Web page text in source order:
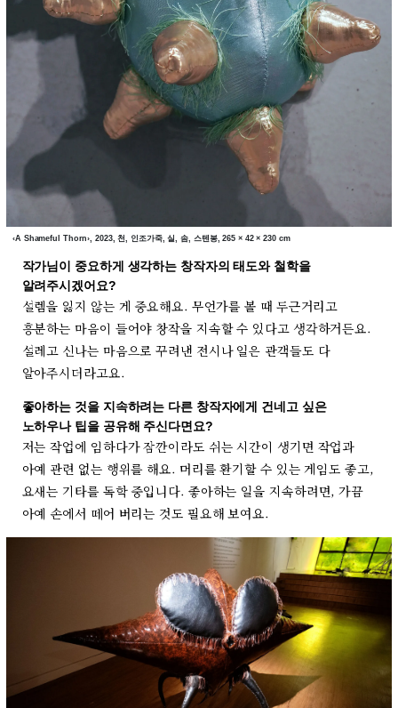
‹A Shameful Thorn›, 2023, 천, 인조가죽, 실, 솜, 스텐봉, 265 × 42 × 230 cm
작가님이 중요하게 생각하는 창작자의 태도와 철학을
알려주시겠어요?
설렘을 잃지 않는 게 중요해요. 무언가를 볼 때 두근거리고
흥분하는 마음이 들어야 창작을 지속할 수 있다고 생각하거든요.
설레고 신나는 마음으로 꾸려낸 전시나 일은 관객들도 다
알아주시더라고요.
좋아하는 것을 지속하려는 다른 창작자에게 건네고 싶은
노하우나 팁을 공유해 주신다면요?
저는 작업에 임하다가 잠깐이라도 쉬는 시간이 생기면 작업과
아예 관련 없는 행위를 해요. 머리를 환기할 수 있는 게임도 좋고,
요새는 기타를 독학 중입니다. 좋아하는 일을 지속하려면, 가끔
아예 손에서 떼어 버리는 것도 필요해 보여요.